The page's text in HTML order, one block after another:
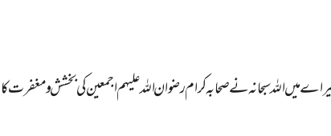
اللہ سبحانہ نے صحابہ کرام رضوان اللہ علیہم اجمعین کی بخشش و مغفرت کا